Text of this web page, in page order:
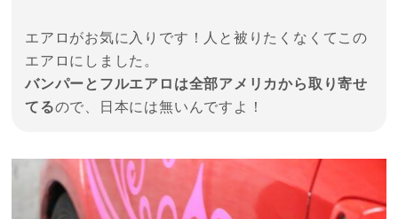
エアロがお気に入りです！人と被りたくなくてこの
エアロにしました。
バンパーとフルエアロは全部アメリカから取り寄せ
てるので、日本には無いんですよ！